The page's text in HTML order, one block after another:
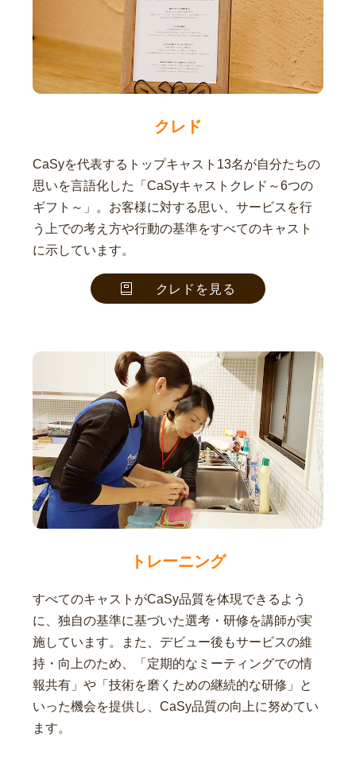
クレド
CaSyを代表するトップキャスト13名が自分たちの
思いを言語化した「CaSyキャストクレド～6つの
ギフト～」。お客様に対する思い、サービスを行
う上での考え方や行動の基準をすべてのキャスト
に示しています。
クレドを見る
トレーニング
すべてのキャストがCaSy品質を体現できるよう
に、独自の基準に基づいた選考・研修を講師が実
施しています。また、デビュー後もサービスの維
持・向上のため、「定期的なミーティングでの情
報共有」や「技術を磨くための継続的な研修」と
いった機会を提供し、CaSy品質の向上に努めてい
ます。